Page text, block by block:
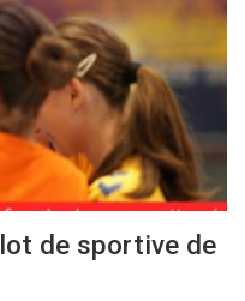
de sportive de